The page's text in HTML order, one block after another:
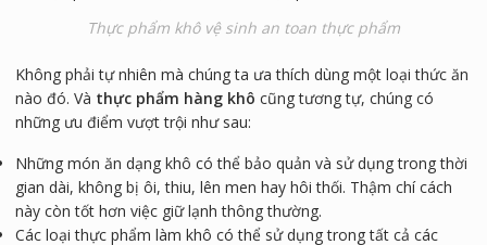
Thực phẩm khô vệ sinh an toan thực phẩm
Không phải tự nhiên mà chúng ta ưa thích dùng một loại thức ăn
nào đó. Và thực phẩm hàng khô cũng tương tự, chúng có
những ưu điểm vượt trội như sau:
Những món ăn dạng khô có thể bảo quản và sử dụng trong thời
gian dài, không bị ôi, thiu, lên men hay hôi thối. Thậm chí cách
này còn tốt hơn việc giữ lạnh thông thường.
Các loại thực phẩm làm khô có thể sử dụng trong tất cả các